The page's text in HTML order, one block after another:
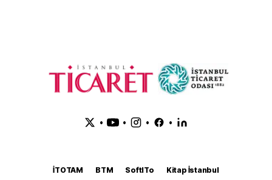
• • • •
İTOTAM BTM SoftITo
Kitap İstanbul